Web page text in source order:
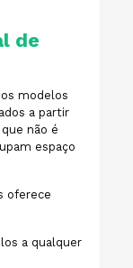
de
modelos
a partir
não é
espaço
oferece
a qualquer